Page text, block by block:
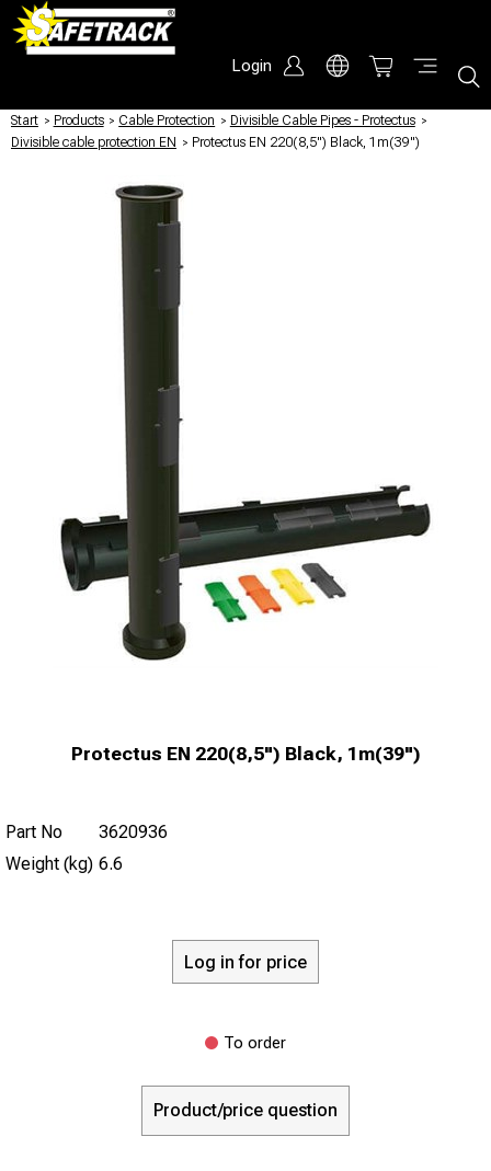
Login
Start / Products / Cable Protection / Divisible Cable Pipes - Protectus /
Divisible cable protection EN / Protectus EN 220(8,5") Black, 1m(39")
Protectus EN 220(8,5") Black, 1m(39")
Part No
3620936
Weight (kg) 6.6
Log in for price
To order
Product/price question